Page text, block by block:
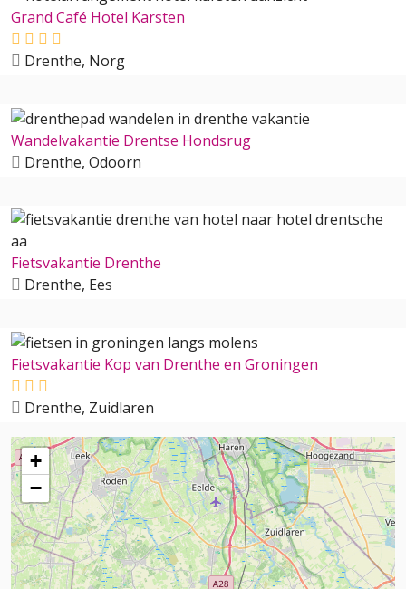
Grand Café Hotel Karsten
Drenthe, Norg
Wandelvakantie Drentse Hondsrug
Drenthe, Odoorn
Fietsvakantie Drenthe
Drenthe, Ees
Fietsvakantie Kop van Drenthe en Groningen
Drenthe, Zuidlaren
+
−